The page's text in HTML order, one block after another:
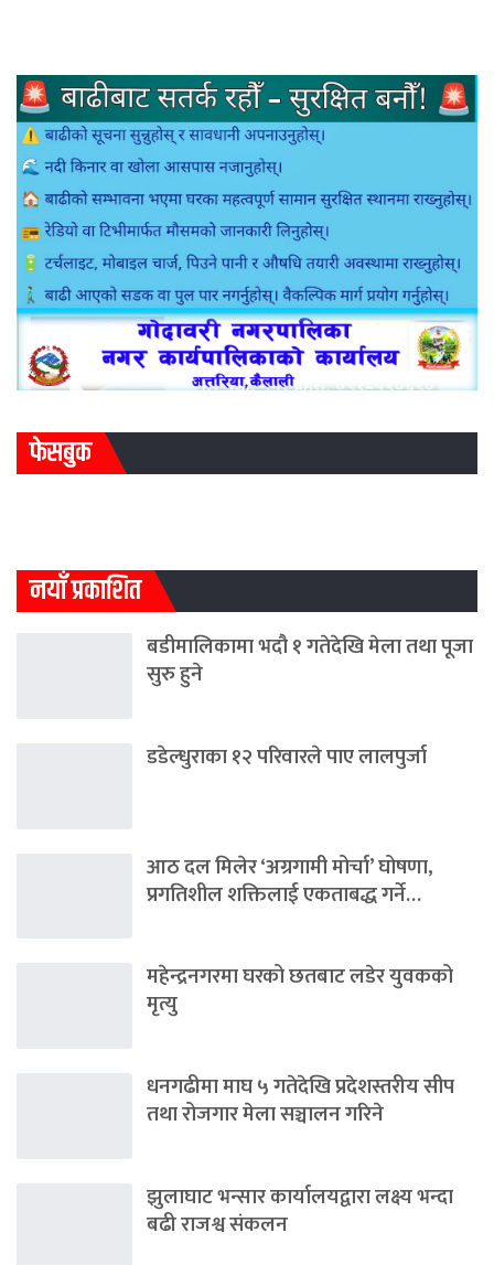
फेसबुक
नयाँ प्रकाशित
बडीमालिकामा भदौ १ गतेदेखि मेला तथा पूजा
सुरु हुने
डडेल्धुराका १२ परिवारले पाए लालपुर्जा
आठ दल मिलेर ‘अग्रगामी मोर्चा’ घोषणा,
प्रगतिशील शक्तिलाई एकताबद्ध गर्ने…
महेन्द्रनगरमा घरको छतबाट लडेर युवकको
मृत्यु
धनगढीमा माघ ५ गतेदेखि प्रदेशस्तरीय सीप
तथा रोजगार मेला सञ्चालन गरिने
झुलाघाट भन्सार कार्यालयद्वारा लक्ष्य भन्दा
बढी राजश्व संकलन